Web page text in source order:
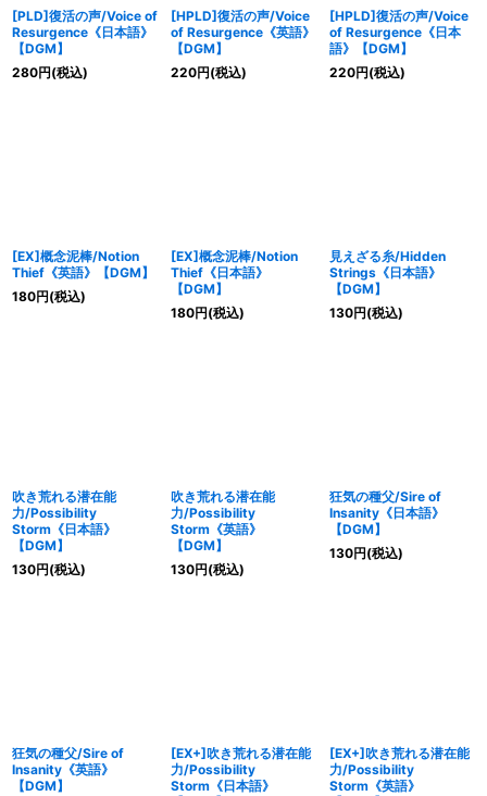
[PLD]復活の声/Voice of
Resurgence《日本語》
【DGM】
280円(税込)
[HPLD]復活の声/Voice
of Resurgence《英語》
【DGM】
220円(税込)
[HPLD]復活の声/Voice
of Resurgence《日本
語》【DGM】
220円(税込)
[EX]概念泥棒/Notion
Thief《英語》【DGM】
180円(税込)
[EX]概念泥棒/Notion
Thief《日本語》
【DGM】
180円(税込)
見えざる糸/Hidden
Strings《日本語》
【DGM】
130円(税込)
吹き荒れる潜在能
力/Possibility
Storm《日本語》
【DGM】
130円(税込)
吹き荒れる潜在能
力/Possibility
Storm《英語》
【DGM】
130円(税込)
狂気の種父/Sire of
Insanity《日本語》
【DGM】
130円(税込)
狂気の種父/Sire of
Insanity《英語》
【DGM】
[EX+]吹き荒れる潜在能
力/Possibility
Storm《日本語》
[EX+]吹き荒れる潜在能
力/Possibility
Storm《英語》